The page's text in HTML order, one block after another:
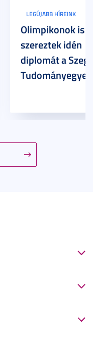
LEGÚJABB HÍREINK
Olimpikonok is
szereztek idén
diplomát a